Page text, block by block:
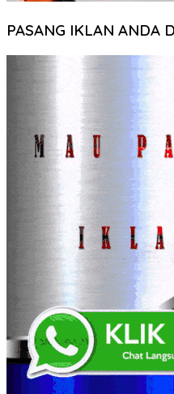
PASANG IKLAN ANDA